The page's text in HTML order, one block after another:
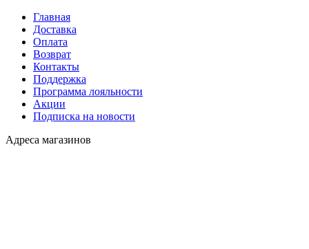
Главная
Доставка
Оплата
Возврат
Контакты
Поддержка
Программа лояльности
Акции
Подписка на новости
Адреса магазинов